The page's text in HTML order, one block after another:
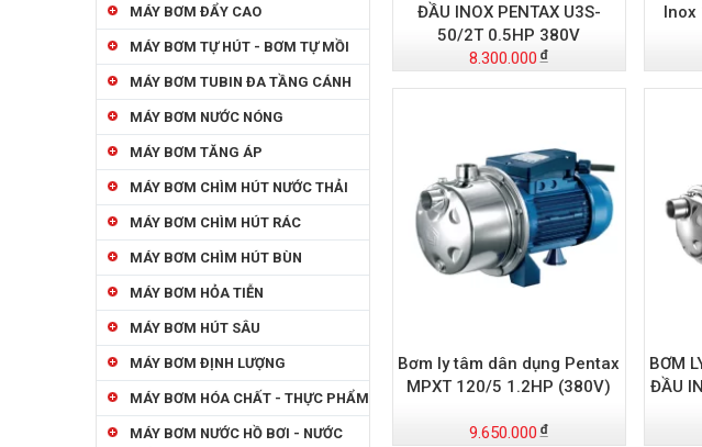
MÁY BƠM ĐẨY CAO
MÁY BƠM TỰ HÚT - BƠM TỰ MỒI
MÁY BƠM TUBIN ĐA TẦNG CÁNH
MÁY BƠM NƯỚC NÓNG
MÁY BƠM TĂNG ÁP
MÁY BƠM CHÌM HÚT NƯỚC THẢI
MÁY BƠM CHÌM HÚT RÁC
MÁY BƠM CHÌM HÚT BÙN
MÁY BƠM HỎA TIỄN
MÁY BƠM HÚT SÂU
MÁY BƠM ĐỊNH LƯỢNG
MÁY BƠM HÓA CHẤT - THỰC PHẨM
MÁY BƠM NƯỚC HỒ BƠI - NƯỚC
ĐẦU INOX PENTAX U3S-
50/2T 0.5HP 380V
8.300.000
Inox
Bơm ly tâm dân dụng Pentax
MPXT 120/5 1.2HP (380V)
9.650.000
BƠM
ĐẦU